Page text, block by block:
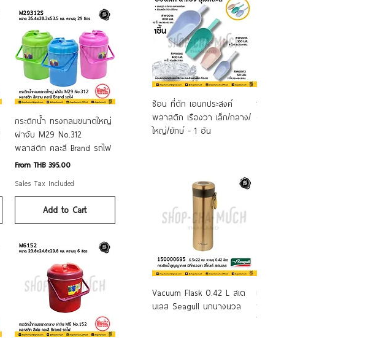
Quick View
กระติกน้ำ ทรงกลมขนาดใหญ่
ฝาจับ M29 No.312
พลาสติก คละสี Brand รถไฟ
FromTHB 395.00
Sale Price
Sales Tax Included
Add to Cart
ช้อน ที่ตัก เอนกประสงค์
พลาสติก เรืองวา เล็ก/กลาง/
ใหญ่/ยักษ์ - 1 อัน
ช้อนตัก ที่ตักอเนกประสงค์
Vacuum Flask 0.42 L สเต
นเลส Seagull นกนางนวล
พลาสติก (PACK 6) Train
Ware รถไฟ